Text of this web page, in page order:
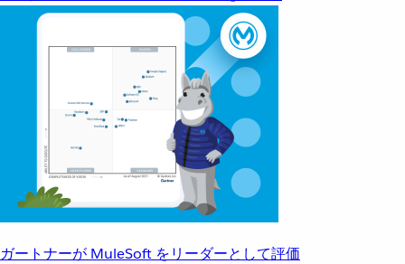
ガートナーが MuleSoft をリーダーとして評価